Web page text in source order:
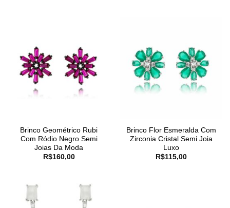
Brinco Geométrico Rubi
Com Ródio Negro Semi
Joias Da Moda
R$160,00
Brinco Flor Esmeralda Com
Zirconia Cristal Semi Joia
Luxo
R$115,00